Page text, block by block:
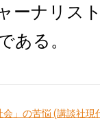
ーナリス
ある。
」の苦悩 (講談社現